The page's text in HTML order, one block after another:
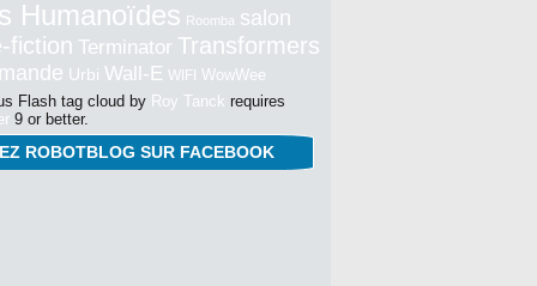
Humanoïdes Roomba salon
fiction Terminator Transformers
Urbi Wall-E WIFI WowWee
Flash tag cloud by Roy Tanck requires
9 or better.
ROBOTBLOG SUR FACEBOOK